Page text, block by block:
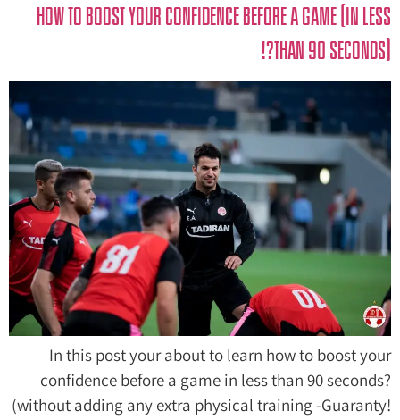
How to boost your confidence before a game (in less
than 90 seconds)?!
In this post your about to learn how to boost your
confidence before a game in less than 90 seconds?
(without adding any extra physical training -Guaranty!